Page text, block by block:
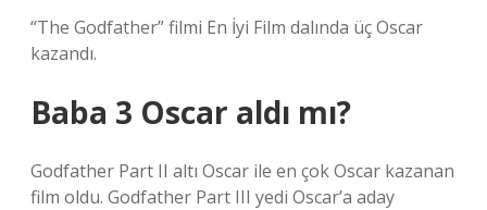
“The Godfather” filmi En İyi Film dalında üç Oscar
kazandı.
Baba 3 Oscar aldı mı?
Godfather Part II altı Oscar ile en çok Oscar kazanan
film oldu. Godfather Part III yedi Oscar’a aday